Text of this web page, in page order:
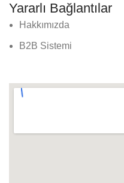
Yararlı Bağlantılar
Hakkımızda
B2B Sistemi